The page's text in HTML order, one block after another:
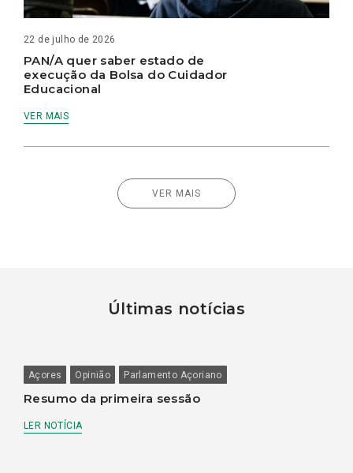
22 de julho de 2026
PAN/A quer saber estado de
execução da Bolsa do Cuidador
Educacional
VER MAIS
VER MAIS
Últimas notícias
Açores Opinião Parlamento Açoriano
Resumo da primeira sessão
LER NOTÍCIA